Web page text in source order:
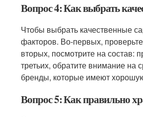
Вопрос 4: Как выбрать
Чтобы выбрать качественные
факторов. Во-первых,
вторых, посмотрите на состав:
третьих, обратите внимание на
бренды, которые имеют
Вопрос 5: Как правильно